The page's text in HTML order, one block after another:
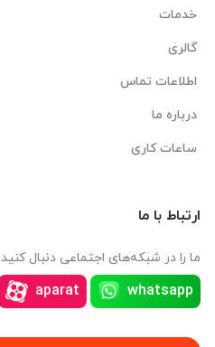
خدمات
گالری
اطلاعات تماس
درباره ما
ساعات کاری
ارتباط با ما
ما را در شبکه‌های اجتماعی دنبال کنید
whatsapp
aparat